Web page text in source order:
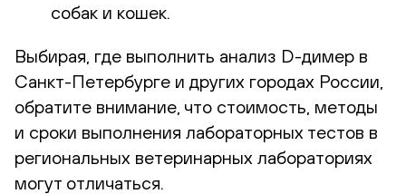
собак и кошек.
Выбирая, где выполнить анализ D-димер в
Санкт-Петербурге и других городах России,
обратите внимание, что стоимость, методы
и сроки выполнения лабораторных тестов в
региональных ветеринарных лабораториях
могут отличаться.